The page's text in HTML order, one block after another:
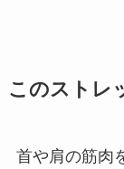
このストレ
首や肩の筋肉